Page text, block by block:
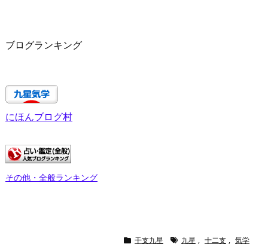
ブログランキング
にほんブログ村
その他・全般ランキング
干支九星 九星 , 十二支 , 気学